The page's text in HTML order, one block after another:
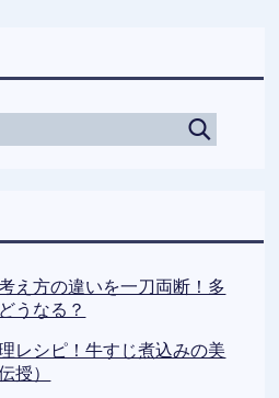
え方の違いを一刀両断！多
うなる？
レシピ！牛すじ煮込みの美
授）